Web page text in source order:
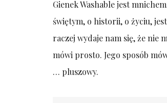
Gienek Washable jest
świętym, o historii, o życiu,
raczej wydaje nam się, że nie
mówi prosto. Jego sposób
… pluszowy.